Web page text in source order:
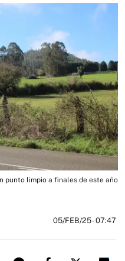
punto limpio a finales de este año
05/FEB/25- 07:47